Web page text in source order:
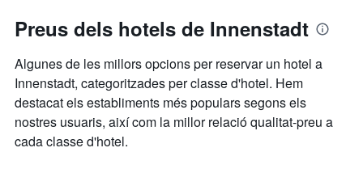
Preus dels hotels de Innenstadt
Algunes de les millors opcions per reservar un hotel a
Innenstadt, categoritzades per classe d'hotel. Hem
destacat els establiments més populars segons els
nostres usuaris, així com la millor relació qualitat-preu a
cada classe d'hotel.